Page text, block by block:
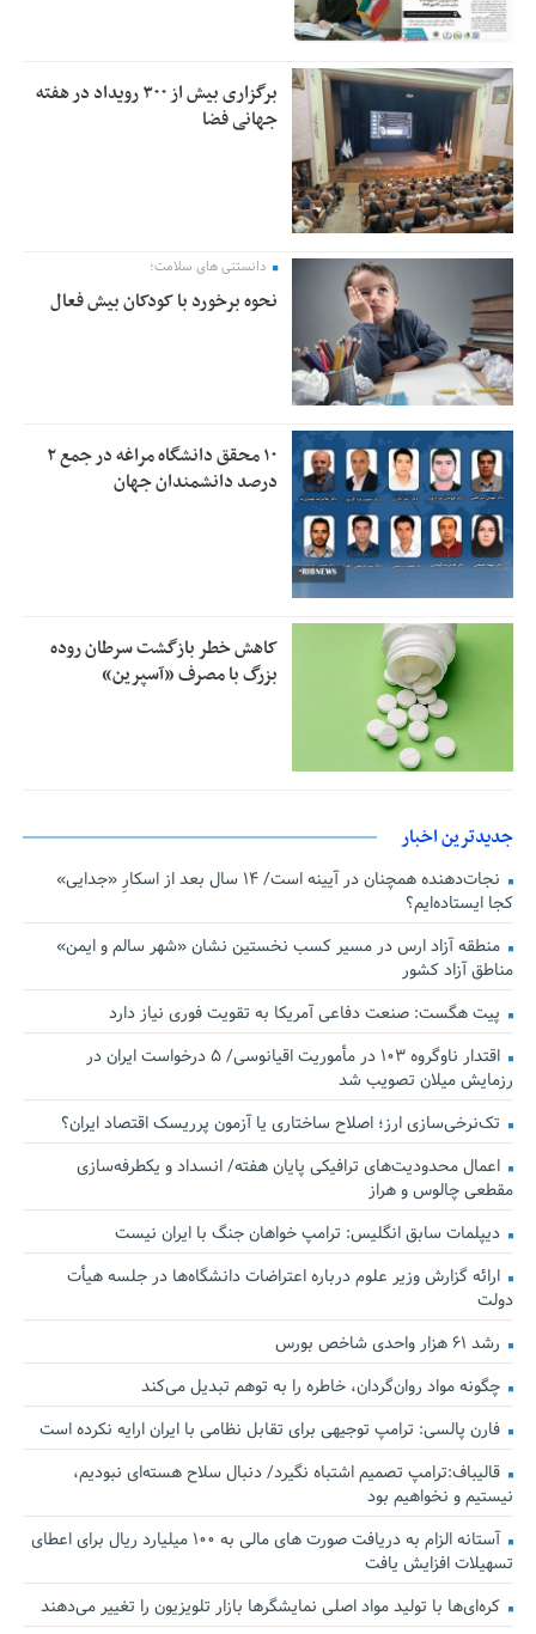
برگزاری بیش از ۳۰۰ رویداد در هفته
جهانی فضا
دانستنی های سلامت؛
نحوه برخورد با کودکان بیش فعال
۱۰ محقق دانشگاه مراغه در جمع ۲
درصد دانشمندان جهان
کاهش خطر بازگشت سرطان روده
بزرگ با مصرف «آسپرین»
جدیدترین اخبار
نجات‌دهنده‌ همچنان در آیینه است/ ۱۴ سال بعد از اسکارِ «جدایی»
کجا ایستاده‌ایم؟
منطقه آزاد ارس در مسیر کسب نخستین نشان «شهر سالم و ایمن»
مناطق آزاد کشور
پیت هگست: صنعت دفاعی آمریکا به تقویت فوری نیاز دارد
اقتدار ناوگروه ۱۰۳ در مأموریت‌ اقیانوسی/ ۵ درخواست ایران در
رزمایش میلان تصویب شد
تک‌نرخی‌سازی ارز؛ اصلاح ساختاری یا آزمون پرریسک اقتصاد ایران؟
اعمال محدودیت‌های ترافیکی پایان هفته/ انسداد و یکطرفه‌سازی
مقطعی چالوس و هراز
دیپلمات سابق انگلیس:‌ ترامپ خواهان جنگ با ایران نیست
ارائه گزارش وزیر علوم درباره اعتراضات دانشگاه‌ها در جلسه هیأت
دولت
رشد ۶۱ هزار واحدی شاخص بورس
چگونه مواد روان‌گردان، خاطره را به توهم تبدیل می‌کند
فارن پالسی: ترامپ توجیهی برای تقابل نظامی با ایران ارایه نکرده است
قالیباف:ترامپ تصمیم اشتباه نگیرد/ دنبال سلاح هسته‌ای نبودیم،
نیستیم و نخواهیم بود
آستانه الزام به دریافت صورت های مالی به ۱۰۰ میلیارد ریال برای اعطای
تسهیلات افزایش یافت
کره‌ای‌ها با تولید مواد اصلی نمایشگرها بازار تلویزیون را تغییر می‌دهند